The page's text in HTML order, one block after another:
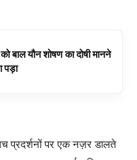
बाल यौन शोषण का दोषी मानने
पड़ा
प्रदर्शनों पर एक नज़र डालते